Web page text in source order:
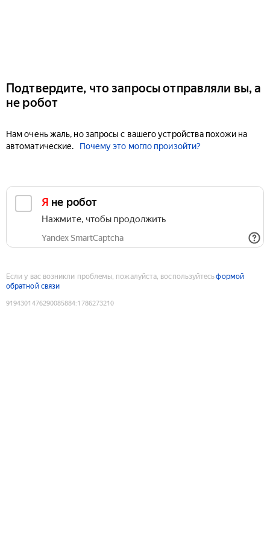
Подтвердите, что запросы отправляли вы, а
не робот
Нам очень жаль, но запросы с вашего устройства похожи на
автоматические.
Почему это могло произойти?
Я не робот
Нажмите, чтобы продолжить
Yandex SmartCaptcha
Если у вас возникли проблемы, пожалуйста, воспользуйтесьформой
обратной связи
9194301476290085884:1786273210